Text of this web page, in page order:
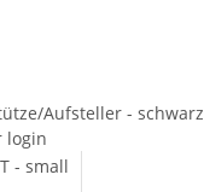
Aufsteller - schwarz
login